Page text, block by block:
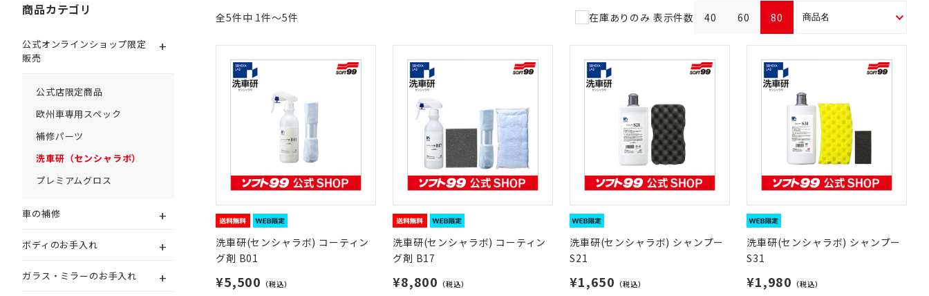
商品カテゴリ
公式オンラインショップ限定
販売
+
公式店限定商品
欧州車専用スペック
補修パーツ
洗車研（センシャラボ）
プレミアムグロス
車の補修 +
ボディのお手入れ +
ガラス・ミラーのお手入れ +
全5件中 1件～5件 在庫ありのみ 表示件数 40 60 80
洗車研(センシャラボ) コーティン
グ剤 B01
¥5,500 （税込）
洗車研(センシャラボ) コーティン
グ剤 B17
¥8,800 （税込）
洗車研(センシャラボ) シャンプー
S21
¥1,650 （税込）
洗車研(センシャラボ) シャンプー
S31
¥1,980 （税込）